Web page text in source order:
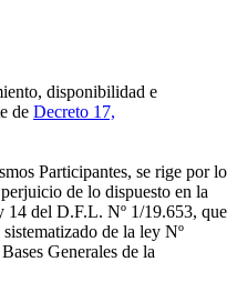
disponibilidad e
de Decreto 17,
Participantes, se rige por lo
de lo dispuesto en la
14 del D.F.L. Nº 1/19.653, que
de la ley Nº
Generales de la